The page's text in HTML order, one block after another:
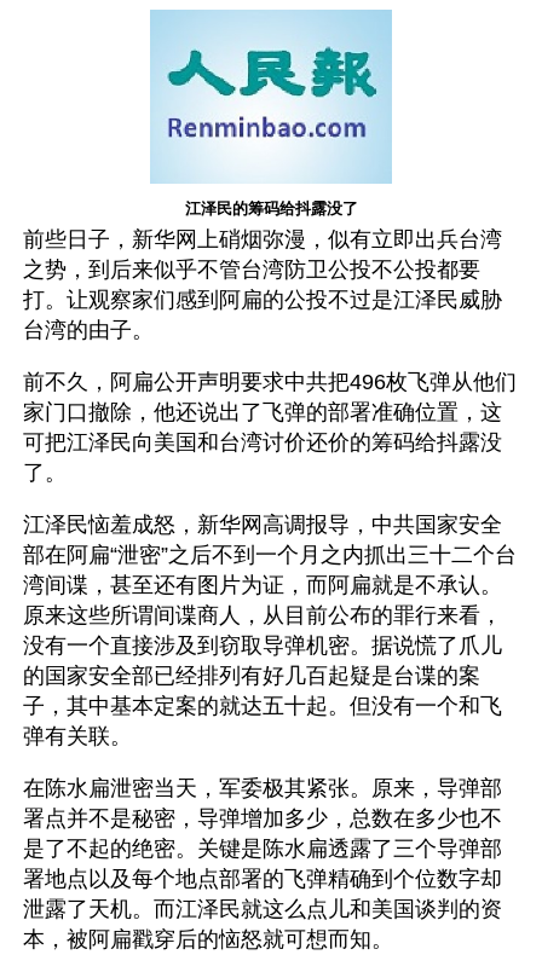
江泽民的筹码给抖露没了
前些日子，新华网上硝烟弥漫，似有立即出兵台湾
之势，到后来似乎不管台湾防卫公投不公投都要
打。让观察家们感到阿扁的公投不过是江泽民威胁
台湾的由子。
前不久，阿扁公开声明要求中共把496枚飞弹从他们
家门口撤除，他还说出了飞弹的部署准确位置，这
可把江泽民向美国和台湾讨价还价的筹码给抖露没
了。
江泽民恼羞成怒，新华网高调报导，中共国家安全
部在阿扁“泄密”之后不到一个月之内抓出三十二个台
湾间谍，甚至还有图片为证，而阿扁就是不承认。
原来这些所谓间谍商人，从目前公布的罪行来看，
没有一个直接涉及到窃取导弹机密。据说慌了爪儿
的国家安全部已经排列有好几百起疑是台谍的案
子，其中基本定案的就达五十起。但没有一个和飞
弹有关联。
在陈水扁泄密当天，军委极其紧张。原来，导弹部
署点并不是秘密，导弹增加多少，总数在多少也不
是了不起的绝密。关键是陈水扁透露了三个导弹部
署地点以及每个地点部署的飞弹精确到个位数字却
泄露了天机。而江泽民就这么点儿和美国谈判的资
本，被阿扁戳穿后的恼怒就可想而知。